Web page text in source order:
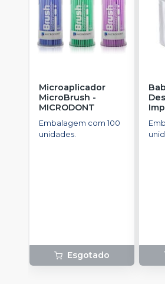
Microaplicador
MicroBrush -
MICRODONT
Embalagem com 100
unidades.
Esgotado